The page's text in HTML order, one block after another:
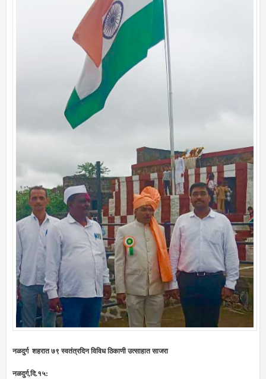
नळदुर्ग शहरात ७९ स्वतंत्रदिन विविध ठिकाणी उत्साहात साजरा
नळदुर्ग,दि.१५: